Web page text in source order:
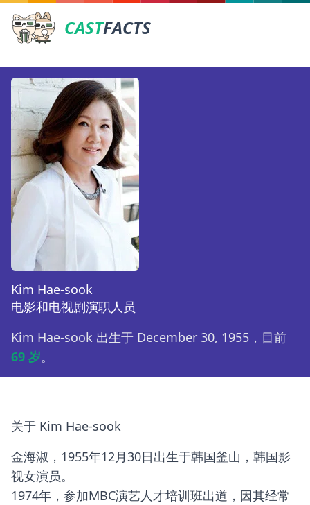
CASTFACTS
Kim Hae-sook
电影和电视剧演职人员
Kim Hae-sook 出生于 December 30, 1955，目前
69 岁。
关于 Kim Hae-sook
金海淑，1955年12月30日出生于韩国釜山，韩国影
视女演员。
1974年，参加MBC演艺人才培训班出道，因其经常